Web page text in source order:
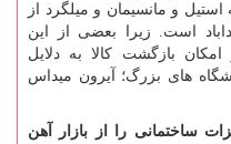
و مانسیمان و میلگرد از
است. زیرا بعضی از این
بازگشت کالا به دلایل
های بزرگ؛ آیرون میداس
ساختمانی را از بازار آهن